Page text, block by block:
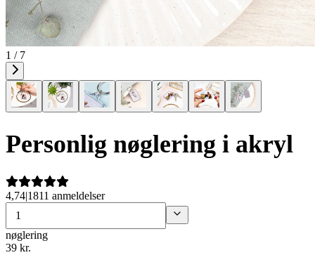
1 / 7
Personlig nøglering i akryl
4,74|1811 anmeldelser
nøglering
39 kr.